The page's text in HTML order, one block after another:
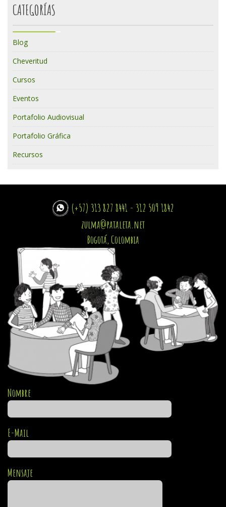
CATEGORÍAS
Blog
Cheveritud
Cursos
Eventos
Portafolio Audiovisual
Portafolio Gráfica
Recursos
(+57) 313 827 8441 - 312 509 1842
zulma@pataleta.net
Bogotá, Colombia
Nombre
E-Mail
Mensaje